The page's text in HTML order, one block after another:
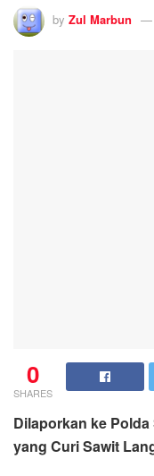
by Zul Marbun
0
SHARES
Dilaporkan ke
yang Curi Sawit